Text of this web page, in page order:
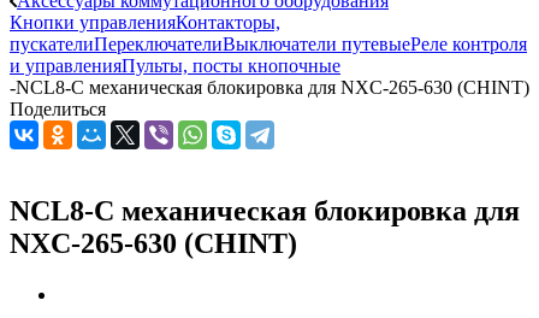
Кнопки управленияКонтакторы,
пускателиПереключателиВыключатели путевыеРеле контроля
и управленияПульты, посты кнопочные
-NCL8-C механическая блокировка для NXC-265-630 (CHINT)
Поделиться
NCL8-C механическая блокировка для
NXC-265-630 (CHINT)